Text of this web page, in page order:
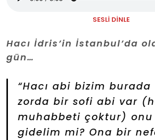
SESLİ DİNLE
Hacıİdris’in İstanbul’da
gün…
“Hacı abi bizim
zorda bir sofi abi var
muhabbeti çoktur) onu
gidelim mi? Ona bir